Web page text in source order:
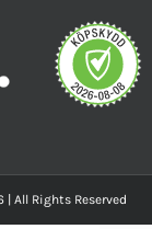
All Rights Reserved